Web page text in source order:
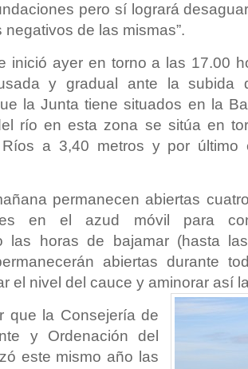
pero sí logrará
de las mismas”.
inició ayer en torno a las 17.00
y gradual ante la
la Junta tiene situados en la
río en esta zona se sitúa en
a 3,40 metros y por último
permanecen abiertas
en el azud móvil para
las horas de bajamar (hasta
abiertas durante
el nivel del cauce y aminorar así
que la Consejería de
y Ordenación del
este mismo año las